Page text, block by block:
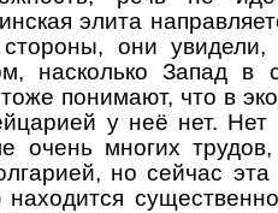
элита
они увидели,
насколько Запад в
понимают, что в
у неё нет.
очень многих
но сейчас